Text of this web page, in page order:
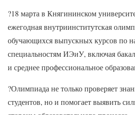
?18 марта в Княгининском
ежегодная внутриинститутская
обучающихся выпускных курсов по
специальностям ИЭиУ, включая
и среднее профессиональное
?Олимпиада не только проверяет
студентов, но и помогает выявить